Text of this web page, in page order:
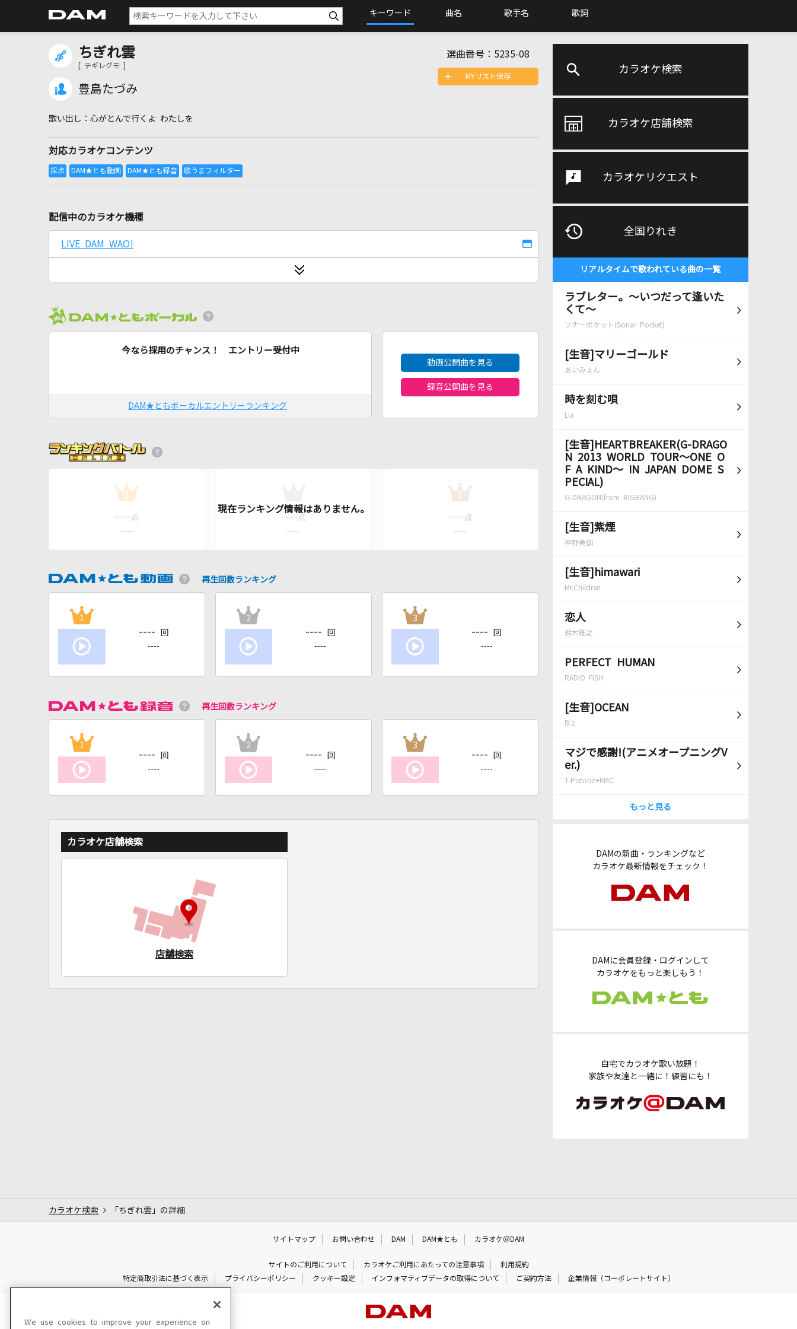
キーワード 曲名 歌手名 歌詞
カラオケ検索
カラオケ店舗検索
カラオケリクエスト
全国りれき
リアルタイムで歌われている曲の一覧
ラブレター。～いつだって逢いた
くて～
ソナーポケット(Sonar Pocket)
[生音]マリーゴールド
あいみょん
時を刻む唄
Lia
[生音]HEARTBREAKER(G-DRAGO
N 2013 WORLD TOUR～ONE O
F A KIND～ IN JAPAN DOME S
PECIAL)
G-DRAGON(from BIGBANG)
[生音]紫煙
神野美伽
[生音]himawari
Mr.Children
恋人
鈴木雅之
PERFECT HUMAN
RADIO FISH
[生音]OCEAN
B'z
マジで感謝!(アニメオープニングV
er.)
T-Pistonz+KMC
もっと見る
DAMの新曲・ランキングなど
カラオケ最新情報をチェック！
DAMに会員登録・ログインして
カラオケをもっと楽しもう！
自宅でカラオケ歌い放題！
家族や友達と一緒に！練習にも！
ちぎれ雲
[ チギレグモ ]
豊島たづみ
選曲番号： 5235-08
心がとんで行くよ わたしを
対応カラオケコンテンツ
MYリスト保存
配信中のカラオケ機種
LIVE DAM WAO!
今なら採用のチャンス！ エントリー受付中
DAM★ともボーカルエントリーランキング
動画公開曲を見る
録音公開曲を見る
1
---- 点
----
---- 点
----
3
---- 点
----
再生回数ランキング
1
---- 回
----
2
---- 回
----
3
---- 回
----
再生回数ランキング
1
---- 回
----
2
---- 回
----
3
---- 回
----
カラオケ店舗検索
店舗検索
カラオケ検索 「ちぎれ雲」の詳細
サイトマップ お問い合わせ DAM DAM★とも カラオケ＠DAM
サイトのご利用について カラオケご利用にあたっての注意事項
利用規約
特定商取引法に基づく表示
プライバシーポリシー クッキー設定 インフォマティブデータの取得について ご契約方法 企業情報（コーポレートサイト）
We use cookies to improve your experience on